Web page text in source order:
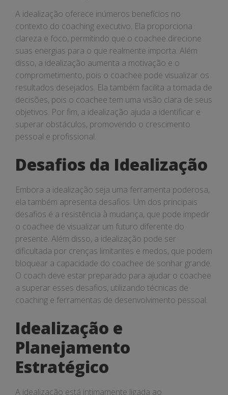
A idealização oferece inúmeros benefícios no
contexto do coaching executivo. Ela proporciona
clareza e foco, permitindo que o coachee direcione
suas energias para o que realmente importa. Além
disso, a idealização aumenta a motivação e o
comprometimento, pois o coachee pode visualizar os
resultados desejados. Ela também facilita a tomada de
decisões, pois o coachee tem uma visão clara de seus
objetivos. Por fim, a idealização ajuda a identificar e
superar obstáculos, promovendo o crescimento
pessoal e profissional.
Desafios da Idealização
Embora a idealização seja uma ferramenta poderosa,
ela também apresenta desafios. Um dos principais
desafios é a resistência à mudança, que pode impedir
o coachee de visualizar um futuro diferente do
presente. Além disso, a idealização pode ser
dificultada por crenças limitantes e medos, que podem
bloquear a capacidade do coachee de sonhar grande.
O coach deve estar preparado para ajudar o coachee
a superar esses desafios, utilizando técnicas de
coaching e ferramentas de desenvolvimento pessoal.
Idealização e
Planejamento
Estratégico
A idealização está intimamente ligada ao